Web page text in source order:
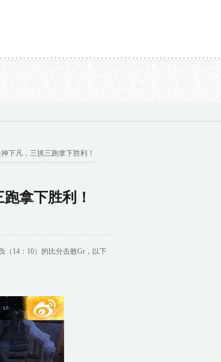
被美国私吞吗?...
下凡，三抓三跑拿下胜利！
拿下胜利！
（14：10）的比分击败Gr，以下